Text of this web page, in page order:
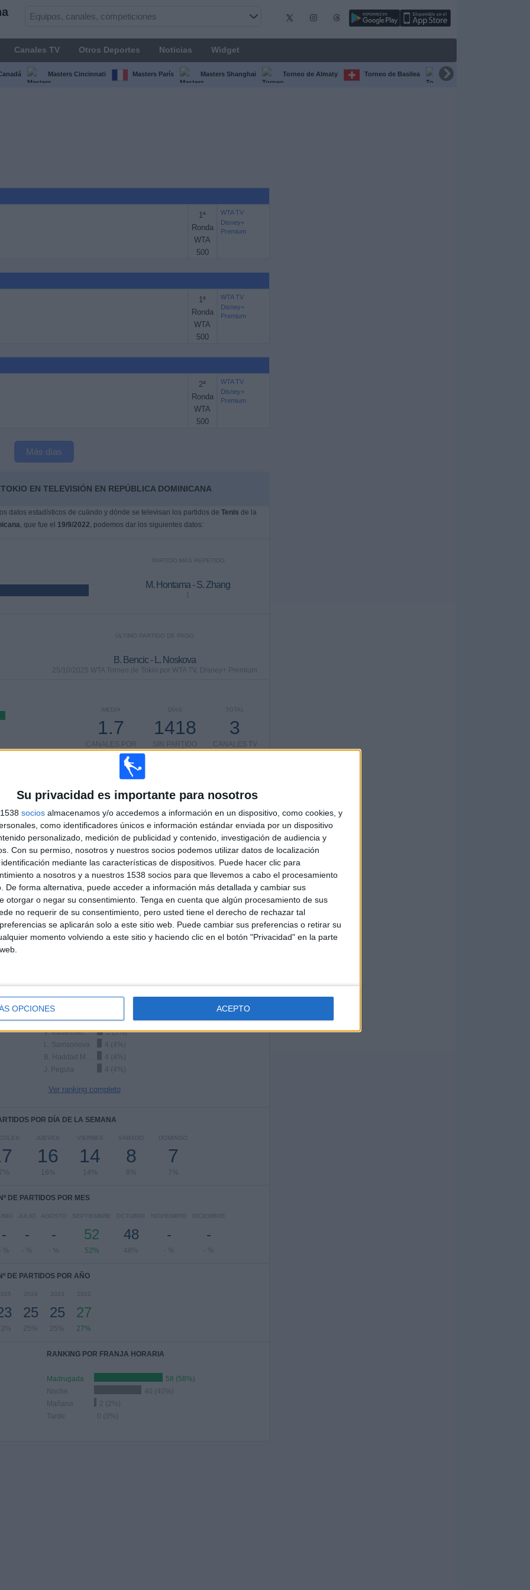
Su privacidad es importante para nosotros
socios almacenamos y/o accedemos a información en un dispositivo, como cookies, y
como identificadores únicos e información estándar enviada por un dispositivo
personalizado, medición de publicidad y contenido, investigación de audiencia y
Con su permiso, nosotros y nuestros socios podemos utilizar datos de localización
mediante las características de dispositivos. Puede hacer clic para
a nosotros y a nuestros 1538 socios para que llevemos a cabo el procesamiento
De forma alternativa, puede acceder a información más detallada y cambiar sus
otorgar o negar su consentimiento. Tenga en cuenta que algún procesamiento de sus
no requerir de su consentimiento, pero usted tiene el derecho de rechazar tal
se aplicarán solo a este sitio web. Puede cambiar sus preferencias o retirar su
momento volviendo a este sitio y haciendo clic en el botón "Privacidad" en la parte
OPCIONES ACEPTO
Canales TV Otros Deportes Noticias Widget
Masters Cincinnati Masters París Masters Shanghai Torneo de Almaty Torneo de Basilea Torneo de Chengdú
1ª
Ronda
WTA
500
WTA TV
Disney+
Premium
1ª
Ronda
WTA
500
WTA TV
Disney+
Premium
2ª
Ronda
WTA
500
WTA TV
Disney+
Premium
Más días
EN TELEVISIÓN EN REPÚBLICA DOMINICANA
datos estadísticos de cuándo y dónde se televisan los partidos de Tenis de la
, que fue el 19/9/2022, podemos dar los siguientes datos:
PARTIDO MÁS REPETIDO
M. Hontama - S. Zhang
1
ÚLTIMO PARTIDO DE PAGO
B. Bencic - L. Noskova
25/10/2025 WTA Torneo de Tokio por WTA TV, Disney+ Premium
TOTAL
3
CANALES TV
DÍAS
1418
SIN PARTIDO
GRATUÍTO
MEDIA
1.7
CANALES POR
PARTIDO
100%
3
CANALES
73
Total equipos
Ranking equipos por nº de partidos en abierto
Ver ranking completo
Ranking equipos por nº de partidos Visitante
S. Kenin
6 (6%)
V. Kudermetova
5 (5%)
L. Samsonova
4 (4%)
4 (4%)
J. Pegula
4 (4%)
Ver ranking completo
POR DÍA DE LA SEMANA
JUEVES
16
16%
VIERNES
14
14%
SÁBADO
8
8%
DOMINGO
7
7%
Nº DE PARTIDOS POR MES
-
- %
JULIO
-
- %
AGOSTO
-
- %
SEPTIEMBRE
52
52%
OCTUBRE
48
48%
NOVIEMBRE
-
- %
DICIEMBRE
-
- %
DE PARTIDOS POR AÑO
2024
25
25%
2023
25
25%
2022
27
27%
RANKING POR FRANJA HORARIA
Madrugada
58 (58%)
Noche
40 (40%)
Mañana
2 (2%)
Tarde
0 (0%)